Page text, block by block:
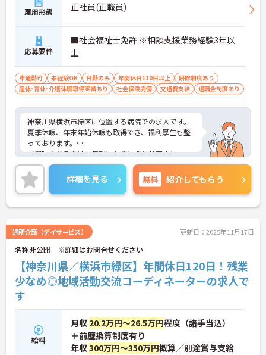
雇用形態 正社員(正職員)
応募要件
■社会福祉士免許 ※相談支援業務経験3年以
上
車通勤可 未経験OK 日勤のみ 年間休日110日以上
研修制度あり
産休･育休･介護休暇取得実績あり
社会保険完備 交通費支給 退職金制度あり
神奈川県横浜市緑区に位置する病院での求人です。
夏季休暇、年末年始休暇も取得でき、福利厚生も整
っております。
ご興味のある方はお気軽にお問い合わせ下さい。
詳細を見る 無料 紹介してもらう
通所介護（デイサービス） 更新日：2025年11月17日
名称非公開 ※詳細はお問合せください
【神奈川県／横浜市緑区】年間休日120日！残業
少なめ◎地域活動交流コーディネーターの求人で
す
給料
月収 20.2万円～26.5万円程度（諸手当込）
＋前歴換算制度有り
年収300万円～350万円概算／別途賞与支給